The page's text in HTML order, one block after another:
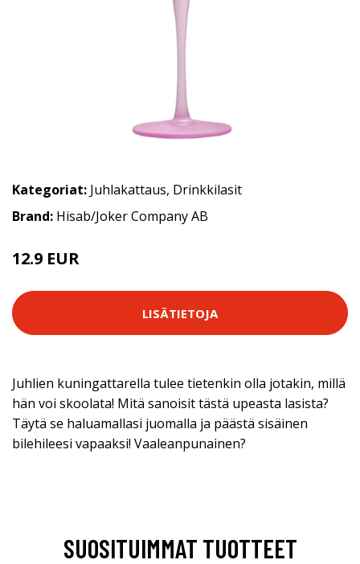
Kategoriat: Juhlakattaus, Drinkkilasit
Brand: Hisab/Joker Company AB
12.9 EUR
LISÄTIETOJA
Juhlien kuningattarella tulee tietenkin olla jotakin, millä
hän voi skoolata! Mitä sanoisit tästä upeasta lasista?
Täytä se haluamallasi juomalla ja päästä sisäinen
bilehileesi vapaaksi! Vaaleanpunainen?
SUOSITUIMMAT TUOTTEET